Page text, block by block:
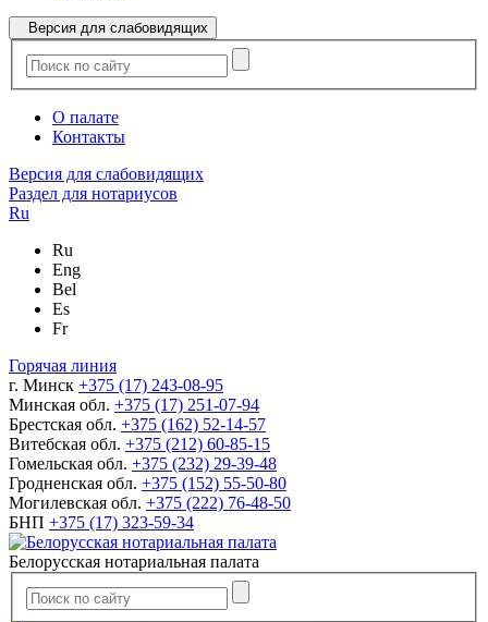
Версия для слабовидящих
О палате
Контакты
Версия для слабовидящих
Раздел для нотариусов
Ru
Ru
Eng
Bel
Es
Fr
Горячая линия
г. Минск +375 (17) 243-08-95
Минская обл. +375 (17) 251-07-94
Брестская обл. +375 (162) 52-14-57
Витебская обл. +375 (212) 60-85-15
Гомельская обл. +375 (232) 29-39-48
Гродненская обл. +375 (152) 55-50-80
Могилевская обл. +375 (222) 76-48-50
БНП +375 (17) 323-59-34
Белорусская нотариальная палата